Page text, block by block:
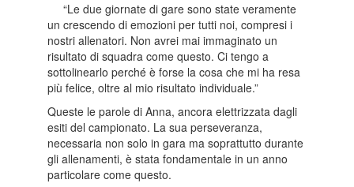
“Le due giornate di gare sono state veramente
un crescendo di emozioni per tutti noi, compresi i
nostri allenatori. Non avrei mai immaginato un
risultato di squadra come questo. Ci tengo a
sottolinearlo perché è forse la cosa che mi ha resa
più felice, oltre al mio risultato individuale.”
Queste le parole di Anna, ancora elettrizzata dagli
esiti del campionato. La sua perseveranza,
necessaria non solo in gara ma soprattutto durante
gli allenamenti, è stata fondamentale in un anno
particolare come questo.